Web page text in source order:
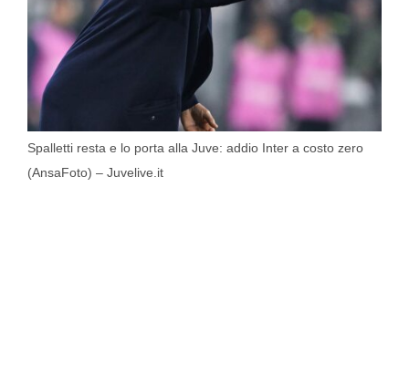
Spalletti resta e lo porta alla Juve: addio Inter a costo zero
(AnsaFoto) – Juvelive.it